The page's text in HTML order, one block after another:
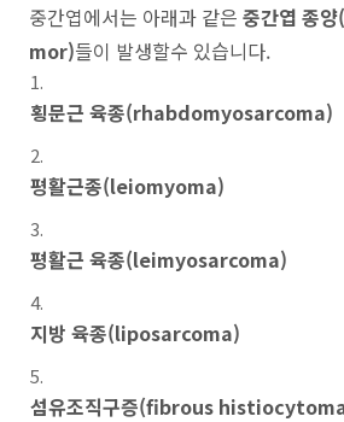
중간엽에서는 아래과 같은 중간엽 종
mor)들이 발생할수 있습니다.
횡문근 육종(rhabdomyosarcoma)
평활근종(leiomyoma)
평활근 육종(leimyosarcoma)
지방 육종(liposarcoma)
섬유조직구증(fibrous